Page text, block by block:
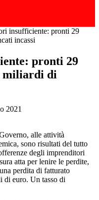
insufficiente: pronti 29
incassi
pronti 29
miliardi di
2021
alle attività
sono risultati del tutto
degli imprenditori
atta per lenire le perdite,
perdita di fatturato
di euro. Un tasso di